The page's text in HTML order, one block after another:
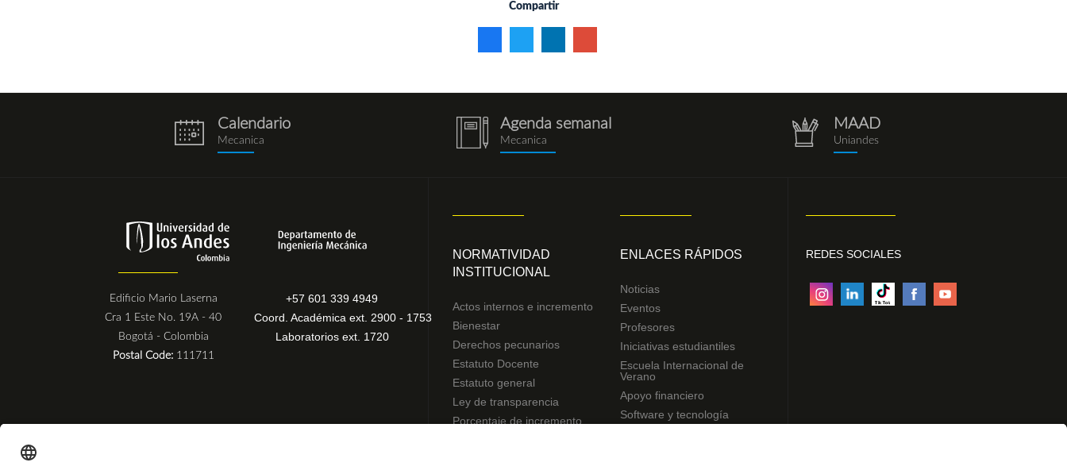
Compartir
eventos.png
Calendario
Mecanica
notebook
(1).png
Agenda semanal
Mecanica repositorio.png
MAAD
Uniandes
Edificio Mario Laserna
Cra 1 Este No. 19A - 40
Bogotá - Colombia
Postal Code: 111711
+57 601 339 4949
Coord. Académica ext. 2900 - 1753
Laboratorios ext. 1720
NORMATIVIDAD
INSTITUCIONAL
Actos internos e incremento
Bienestar
Derechos pecunarios
Estatuto Docente
Estatuto general
Ley de transparencia
Porcentaje de incremento
ENLACES RÁPIDOS
Noticias
Eventos
Profesores
Iniciativas estudiantiles
Escuela Internacional de
Verano
Apoyo financiero
Software y tecnología
REDES SOCIALES